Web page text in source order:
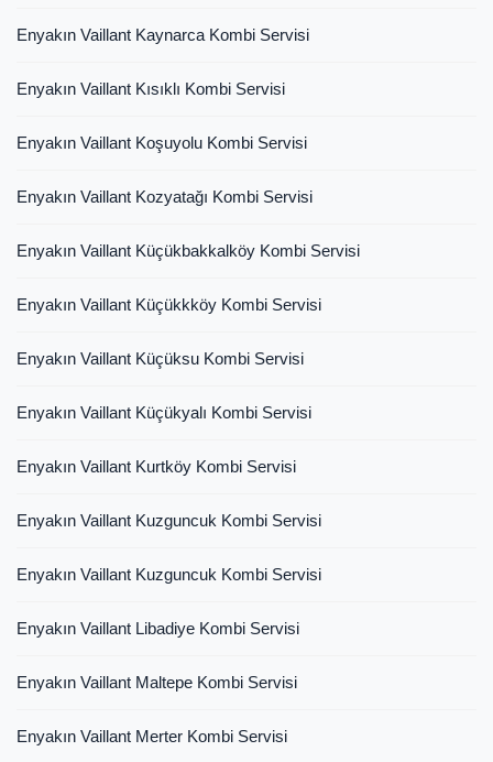
Enyakın Vaillant Kaynarca Kombi Servisi
Enyakın Vaillant Kısıklı Kombi Servisi
Enyakın Vaillant Koşuyolu Kombi Servisi
Enyakın Vaillant Kozyatağı Kombi Servisi
Enyakın Vaillant Küçükbakkalköy Kombi Servisi
Enyakın Vaillant Küçükkköy Kombi Servisi
Enyakın Vaillant Küçüksu Kombi Servisi
Enyakın Vaillant Küçükyalı Kombi Servisi
Enyakın Vaillant Kurtköy Kombi Servisi
Enyakın Vaillant Kuzguncuk Kombi Servisi
Enyakın Vaillant Kuzguncuk Kombi Servisi
Enyakın Vaillant Libadiye Kombi Servisi
Enyakın Vaillant Maltepe Kombi Servisi
Enyakın Vaillant Merter Kombi Servisi